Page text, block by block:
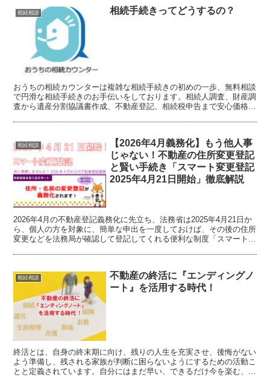
相続相談 相続手続きってどうするの？
おうちの相続カウンターは複雑な相続手続きの初めの一歩、無料相談
で円滑な相続手続きのお手伝いをしております。相続人調査、財産調
査から遺産分割協議書作成、不動産登記、相続税申告まで安心価格の
相続相談
【2026年4月義務化】もう他人事
じゃない！不動産の住所変更登記
と賢い手続き「スマート変更登記
2025年4月21日開始」徹底解説
2026年4月の不動産登記義務化に先立ち、法務省は2025年4月21日か
ら、個人の方を対象に、簡単な申出を一度しておけば、その後の住所
変更などを法務局が確認して登記してくれる便利な制度「スマート変
相続相談
不動産の終活に『エンディングノ
ート』を活用する時代！
終活とは、自身の終末期に向け、残りの人生を充実させ、後悔がない
よう準備し、残される家族が判断に困らないようにするための活動こ
とと定義されています。自分にはまだ早い、できるだけ今を楽む、亡